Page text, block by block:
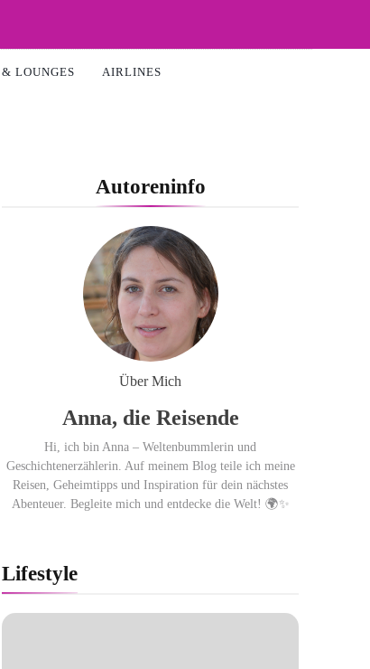
LOUNGES AIRLINES
Autoreninfo
Über Mich
Anna, die Reisende
Hi, ich bin Anna – Weltenbummlerin und
Geschichtenerzählerin. Auf meinem Blog teile ich meine
Reisen, Geheimtipps und Inspiration für dein nächstes
Abenteuer. Begleite mich und entdecke die Welt! 🌍✨
Lifestyle